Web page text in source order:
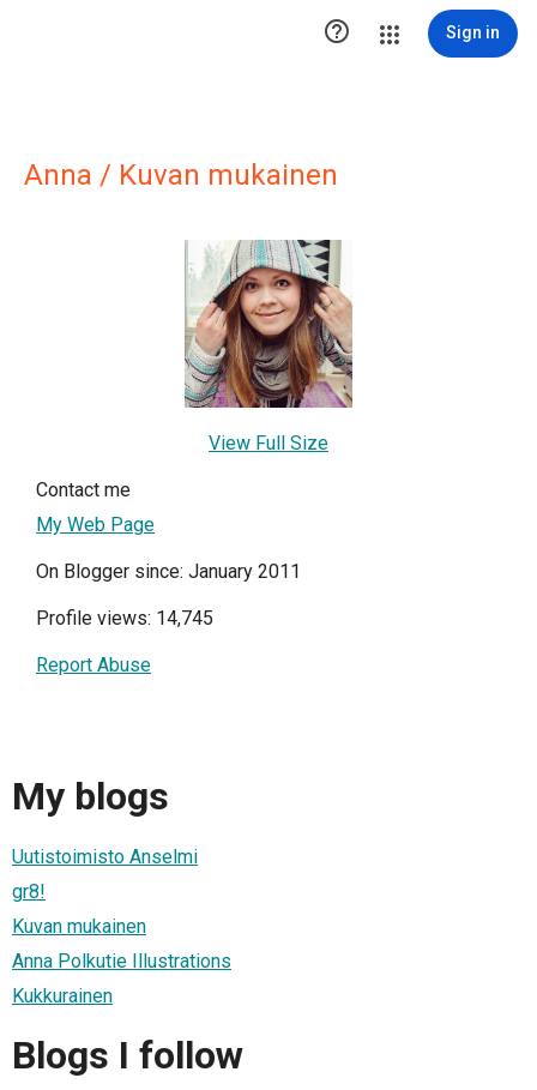
 Sign in
Anna / Kuvan mukainen
View Full Size
Contact me
My Web Page
On Blogger since: January 2011
Profile views: 14,745
Report Abuse
My blogs
Uutistoimisto Anselmi
gr8!
Kuvan mukainen
Anna Polkutie Illustrations
Kukkurainen
Blogs I follow